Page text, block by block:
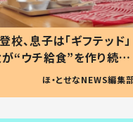
校、息子は「ギフテッド」
“ウチ給食”を作り続け
#令和の親 #令和の子
ほ・とせなNEWS編集